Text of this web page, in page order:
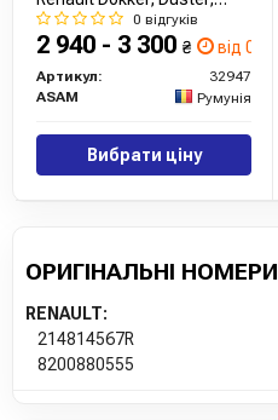
Lodgy, Logan, Sandero
(32947) Asam
0 відгуків
2 940 - 3 300 ₴ від 0 дн.
Артикул:
32947
ASAM
Румунія
Вибрати ціну
ОРИГІНАЛЬНІ НОМЕРИ
RENAULT:
214814567R
8200880555